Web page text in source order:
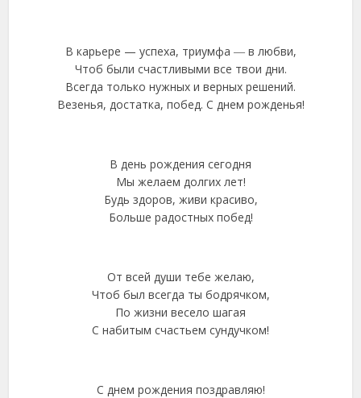
В карьере — успеха, триумфа ― в любви,
Чтоб были счастливыми все твои дни.
Всегда только нужных и верных решений.
Везенья, достатка, побед. С днем рожденья!
В день рождения сегодня
Мы желаем долгих лет!
Будь здоров, живи красиво,
Больше радостных побед!
От всей души тебе желаю,
Чтоб был всегда ты бодрячком,
По жизни весело шагая
С набитым счастьем сундучком!
С днем рождения поздравляю!